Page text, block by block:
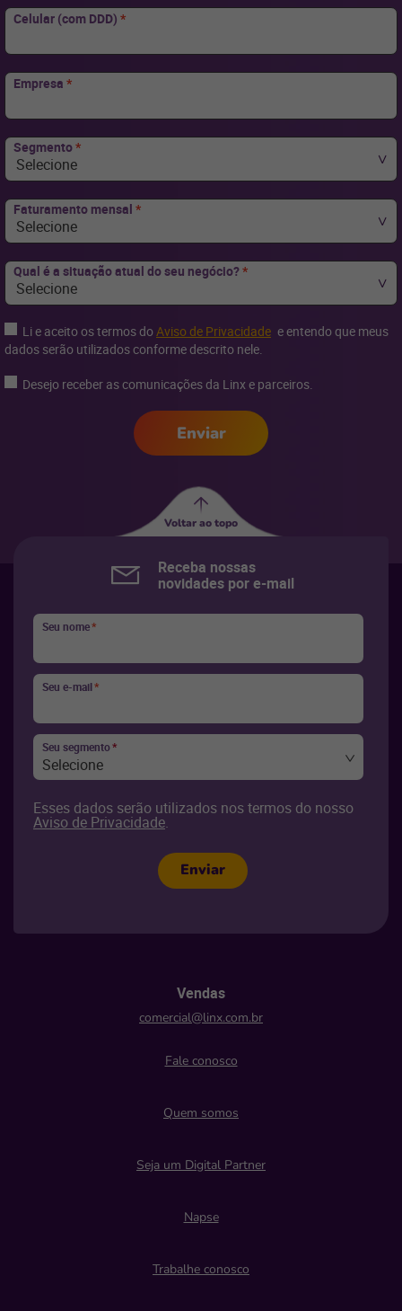
Celular (com DDD) *
Empresa *
Segmento*
Selecione
Faturamento mensal *
Selecione
Qual é a situação atual do seu negócio?*
Selecione
Li e aceito os termos doAviso de Privacidade e entendo que meus
dados serão utilizados conforme descrito nele.
Desejo receber as comunicações da Linx e parceiros.
Enviar
Voltar ao topo
Receba nossas
novidades por e-mail
Seu nome*
Seu e-mail*
Seu segmento*
Selecione
Esses dados serão utilizados nos termos do nosso
Aviso de Privacidade.
Enviar
Vendas
comercial@linx.com.br
Fale conosco
Quem somos
Seja um Digital Partner
Napse
Trabalhe conosco